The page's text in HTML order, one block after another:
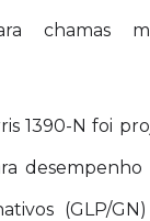
chamas
1390-N foi
desempenho
(GLP/